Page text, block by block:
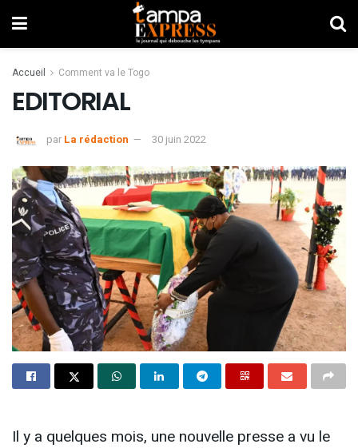
Accueil Comment va le Togo
EDITORIAL
par La rédaction 30 juin 2022
Il y a quelques mois, une nouvelle presse a vu le